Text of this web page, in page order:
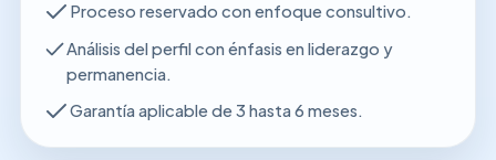
Proceso reservado con enfoque consultivo.
Análisis del perfil con énfasis en liderazgo y
permanencia.
Garantía aplicable de 3 hasta 6 meses.